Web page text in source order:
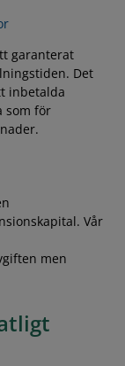
garanterat
Det
inbetalda
som för
Vår
men